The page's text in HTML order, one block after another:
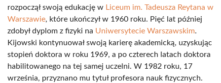
rozpoczął swoją edukację w Liceum im. Tadeusza Reytana w
Warszawie, które ukończył w 1960 roku. Pięć lat później
zdobył dyplom z fizyki na Uniwersytecie Warszawskim.
Kijowski kontynuował swoją karierę akademicką, uzyskując
stopień doktora w roku 1969, a po czterech latach doktora
habilitowanego na tej samej uczelni. W 1982 roku, 17
września, przyznano mu tytuł profesora nauk fizycznych.